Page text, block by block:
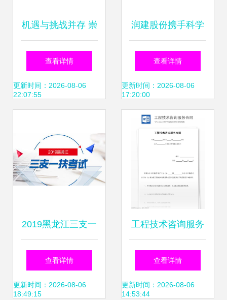
机遇与挑战并存 崇
达技术高管正面回
应批量转型前景可
查看详情
更新时间：2026-08-06
22:07:55
润建股份携手科学
城数字科技集团，
共筑AI运维新生态
查看详情
更新时间：2026-08-06
17:20:00
2019黑龙江三支一
扶考试笔试内容及
信息技术咨询服务
查看详情
更新时间：2026-08-06
18:49:15
工程技术咨询服务
合同（信息技术咨
询服务）
查看详情
更新时间：2026-08-06
14:53:44